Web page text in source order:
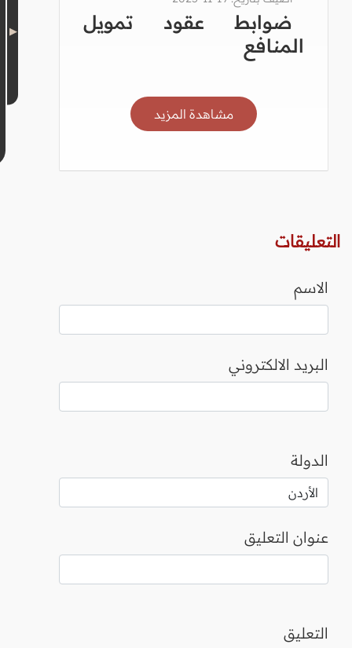
ضوابط عقود تمويل
المنافع
مشاهدة المزيد
التعليقات
الاسم
البريد الالكتروني
الدولة
عنوان التعليق
التعليق